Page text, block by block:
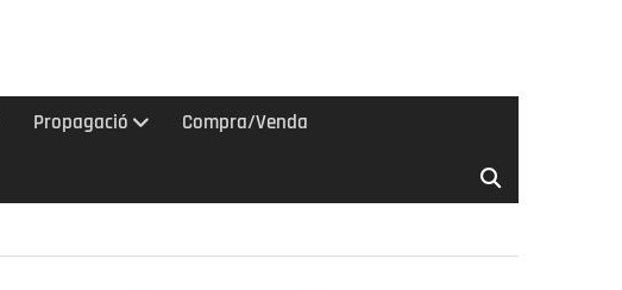
Propagació Compra/Venda